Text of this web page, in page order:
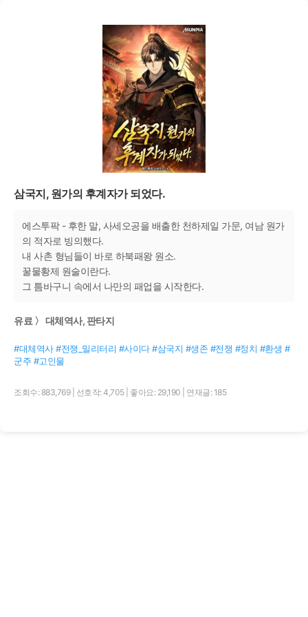
삼국지, 원가의 후계자가 되었다.
에스투팍 - 후한 말, 사세오공을 배출한 천하제일 가문, 여남 원가
의 적자로 빙의했다.
내 사촌 형님들이 바로 하북패왕 원소.
꿀물황제 원술이란다.
그 틈바구니 속에서 나만의 패업을 시작한다.
유료 〉 대체역사, 판타지
#대체역사 #전쟁_밀리터리 #사이다 #삼국지 #생존 #전쟁 #정치 #환생 #
군주 #고인물
조회수: 883,769 선호작: 4,705 좋아요: 29,190 연재글: 185